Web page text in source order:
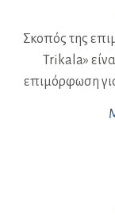
Σκοπός της
Trikala»
επιμόρφωση